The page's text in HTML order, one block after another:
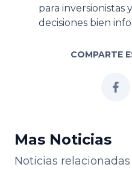
para inversionistas
decisiones bien
COMPARTE
Mas Noticias
Noticias relacionadas